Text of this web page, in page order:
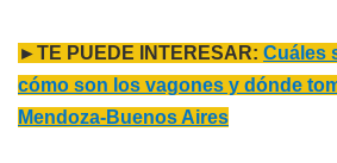
►TE PUEDE INTERESAR: Cuáles
cómo son los vagones y dónde
Mendoza-Buenos Aires